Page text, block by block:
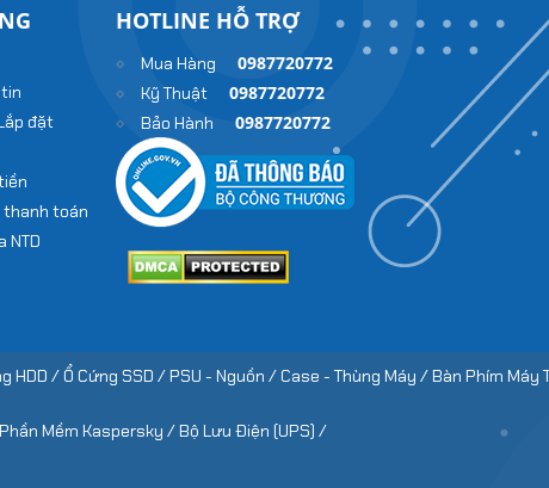
đặt
thanh toán
NTD
HOTLINE HỖ TRỢ
Mua Hàng 0987720772
Kỹ Thuật 0987720772
Bảo Hành 0987720772
HDD /Ổ Cứng SSD /PSU - Nguồn /Case - Thùng Máy /Bàn Phím Máy
Phần Mềm Kaspersky /Bộ Lưu Điện (UPS) /